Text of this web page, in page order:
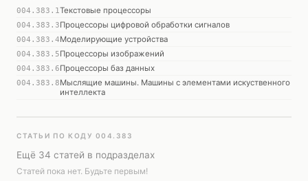
004.383.1 Текстовые процессоры
004.383.3Процессоры цифровой обработки сигналов
004.383.4Моделирующие устройства
004.383.5Процессоры изображений
004.383.6Процессоры баз данных
004.383.8Мыслящие машины. Машины с элементами искуственного
интеллекта
СТАТЬИ ПО КОДУ 004.383
Ещё 34 статей в подразделах
Статей пока нет. Будьте первым!